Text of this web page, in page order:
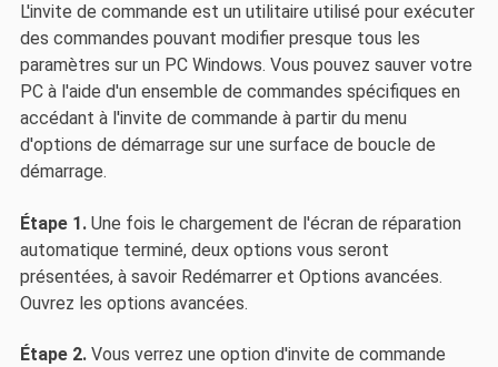
L'invite de commande est un utilitaire utilisé pour exécuter
des commandes pouvant modifier presque tous les
paramètres sur un PC Windows. Vous pouvez sauver votre
PC à l'aide d'un ensemble de commandes spécifiques en
accédant à l'invite de commande à partir du menu
d'options de démarrage sur une surface de boucle de
démarrage.
Étape 1.Une fois le chargement de l'écran de réparation
automatique terminé, deux options vous seront
présentées, à savoir Redémarrer et Options avancées.
Ouvrez les options avancées.
Étape 2.Vous verrez une option d'invite de commande